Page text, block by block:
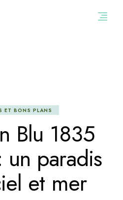
ET BONS PLANS
Blu 1835
un paradis
et mer